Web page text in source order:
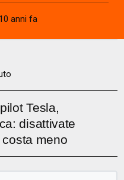
10 anni fa
Tesla,
disattivate
meno